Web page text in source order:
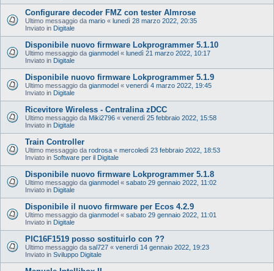
Configurare decoder FMZ con tester Almrose
Ultimo messaggio da mario « lunedì 28 marzo 2022, 20:35
Inviato in Digitale
Disponibile nuovo firmware Lokprogrammer 5.1.10
Ultimo messaggio da gianmodel « lunedì 21 marzo 2022, 10:17
Inviato in Digitale
Disponibile nuovo firmware Lokprogrammer 5.1.9
Ultimo messaggio da gianmodel « venerdì 4 marzo 2022, 19:45
Inviato in Digitale
Ricevitore Wireless - Centralina zDCC
Ultimo messaggio da Miki2796 « venerdì 25 febbraio 2022, 15:58
Inviato in Digitale
Train Controller
Ultimo messaggio da rodrosa « mercoledì 23 febbraio 2022, 18:53
Inviato in Software per il Digitale
Disponibile nuovo firmware Lokprogrammer 5.1.8
Ultimo messaggio da gianmodel « sabato 29 gennaio 2022, 11:02
Inviato in Digitale
Disponibile il nuovo firmware per Ecos 4.2.9
Ultimo messaggio da gianmodel « sabato 29 gennaio 2022, 11:01
Inviato in Digitale
PIC16F1519 posso sostituirlo con ??
Ultimo messaggio da sal727 « venerdì 14 gennaio 2022, 19:23
Inviato in Sviluppo Digitale